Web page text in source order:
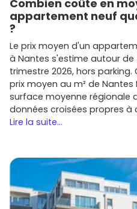
de vacance
stratégiques.
architecturale des
valorisation
surtout avec des
DPE.
Envie de comparer les
budget et date de livraison ?
Tendances à
Voici les critères à privilégier
Combien coûte en
appartement neuf
?
Le prix moyen d'un
à Nantes s'estime autour
trimestre 2026, hors
prix moyen au m² de Nantes
surface moyenne régionale
données croisées propres à
Lire la suite...